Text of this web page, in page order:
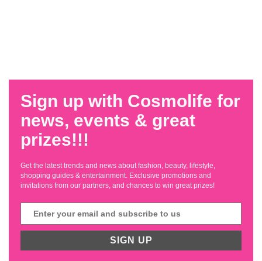
Sign up with Cosmolife for
news, events & great
prizes!!!
Get the latest trends and news about fashion, beauty, lifestyle,
shopping guides & entertainment. Exclusive promotions and
invitations from our partners, and chances to win great prizes!
SIGN UP